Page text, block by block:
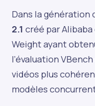
Dans la génération
2.1 créé par
Weight ayant
l’évaluation
vidéos plus
modèles